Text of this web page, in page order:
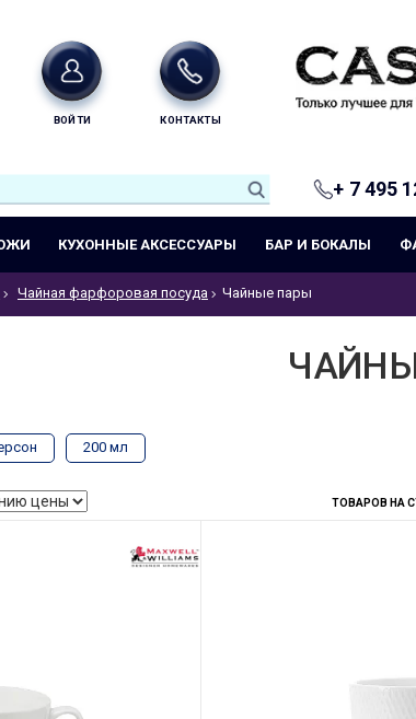
ВОЙТИ КОНТАКТЫ
+ 7 495
КУХОННЫЕ АКСЕССУАРЫ БАР И БОКАЛЫ
Чайная фарфоровая посуда Чайные пары
200 мл
ТОВАРОВ НА